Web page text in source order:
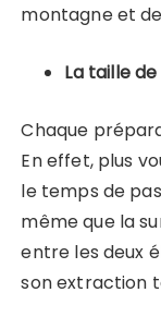
montagne et
La taille
Chaque
En effet, plus
le temps de
même que la
entre les deux
son extraction